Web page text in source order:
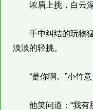
浓眉上挑，白云深
手中纠结的玩物猛
淡淡的轻挑。
“是你啊。”小竹意
他笑问道：“我有那